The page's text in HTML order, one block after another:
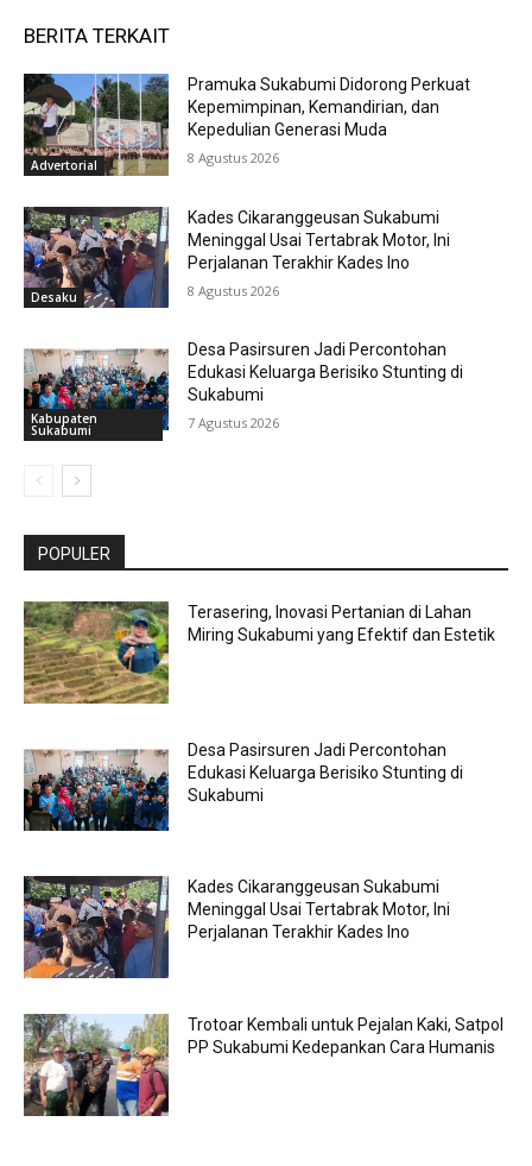
BERITA TERKAIT
Advertorial
Pramuka Sukabumi Didorong Perkuat
Kepemimpinan, Kemandirian, dan
Kepedulian Generasi Muda
8 Agustus 2026
Desaku
Kades Cikaranggeusan Sukabumi
Meninggal Usai Tertabrak Motor, Ini
Perjalanan Terakhir Kades Ino
8 Agustus 2026
Kabupaten
Sukabumi
Desa Pasirsuren Jadi Percontohan
Edukasi Keluarga Berisiko Stunting di
Sukabumi
7 Agustus 2026
POPULER
Terasering, Inovasi Pertanian di Lahan
Miring Sukabumi yang Efektif dan Estetik
Desa Pasirsuren Jadi Percontohan
Edukasi Keluarga Berisiko Stunting di
Sukabumi
Kades Cikaranggeusan Sukabumi
Meninggal Usai Tertabrak Motor, Ini
Perjalanan Terakhir Kades Ino
Trotoar Kembali untuk Pejalan Kaki, Satpol
PP Sukabumi Kedepankan Cara Humanis